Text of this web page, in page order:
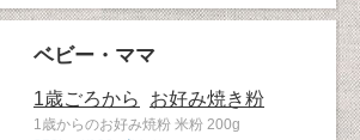
ベビー・ママ
1歳ごろから お好み焼き粉
1歳からのお好み焼粉 米粉 200g